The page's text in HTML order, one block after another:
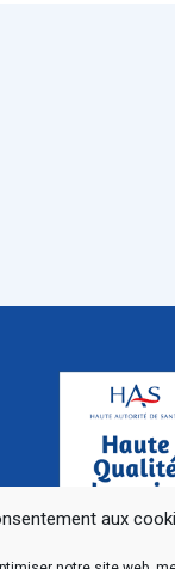
aux